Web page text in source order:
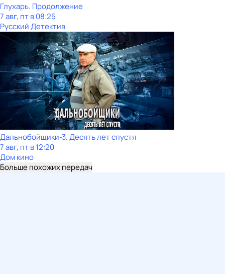
Глухарь. Продолжение
7 авг, пт в 08:25
Русский Детектив
Дальнобойщики-3. Десять лет спустя
7 авг, пт в 12:20
Дом кино
Больше похожих передач